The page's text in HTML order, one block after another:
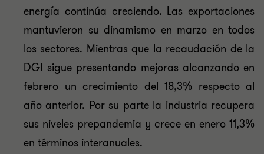
energía continúa creciendo. Las exportaciones
mantuvieron su dinamismo en marzo en todos
los sectores. Mientras que la recaudación de la
DGI sigue presentando mejoras alcanzando en
febrero un crecimiento del 18,3% respecto al
año anterior. Por su parte la industria recupera
sus niveles prepandemia y crece en enero 11,3%
en términos interanuales.